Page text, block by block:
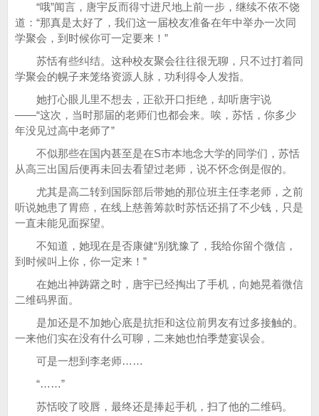
“哦”闻言，唐宇反而得寸进尺地上前一步，继续不依不饶
道：“那真是太好了，我们这一届校友准备在年中举办一次同
学聚会，到时候你可一定要来！”
苏恬有些纠结。这种校友聚会往往很无聊，只不过打着同
学聚会的幌子来笼络资源人脉，功利得令人发指。
她打心眼儿里不想去，正欲开口拒绝，却听唐宇说
——“这次，当时那届的老师们也都会来。唉，苏恬，你多少
年没见过高中老师了”
不似那些在国内甚至是在S市本地念大学的同学们，苏恬
从高三出国后便再未回去看望过老师，说不怀念倒是假的。
尤其是高二转到国际部后带她的那位班主任李老师，之前
听说她患了胃癌，在线上慈善筹款时苏恬还捐了不少钱，只是
一直未能见面探望。
不知道，她现在是否康健“别犹豫了，我给你留个微信，
到时候叫上你，你一定来！”
在她出神踌躇之时，唐宇已经掏出了手机，向她晃着微信
二维码界面。
是加还是不加她心底是抗拒和这位前男友有过多接触的。
一来他们实在没有什么可聊，二来她也怕季楚宴误会。
可是一想到李老师……
“……”
苏恬咬了咬唇，最终还是捧起手机，扫了他的二维码。